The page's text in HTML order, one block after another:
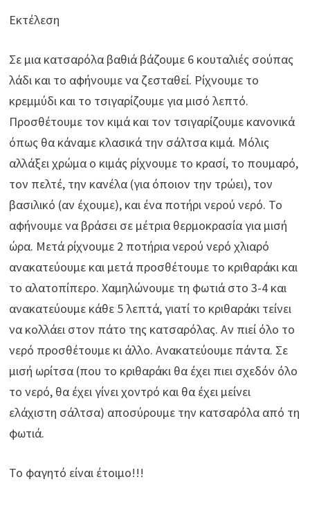
Εκτέλεση
Σε μια κατσαρόλα βαθιά βάζουμε 6 κουταλιές σούπας
λάδι και το αφήνουμε να ζεσταθεί. Ρίχνουμε το
κρεμμύδι και το τσιγαρίζουμε για μισό λεπτό.
Προσθέτουμε τον κιμά και τον τσιγαρίζουμε κανονικά
όπως θα κάναμε κλασικά την σάλτσα κιμά. Μόλις
αλλάξει χρώμα ο κιμάς ρίχνουμε το κρασί, το πουμαρό,
τον πελτέ, την κανέλα (για όποιον την τρώει), τον
βασιλικό (αν έχουμε), και ένα ποτήρι νερού νερό. Το
αφήνουμε να βράσει σε μέτρια θερμοκρασία για μισή
ώρα. Μετά ρίχνουμε 2 ποτήρια νερού νερό χλιαρό
ανακατεύουμε και μετά προσθέτουμε το κριθαράκι και
το αλατοπίπερο. Χαμηλώνουμε τη φωτιά στο 3-4 και
ανακατεύουμε κάθε 5 λεπτά, γιατί το κριθαράκι τείνει
να κολλάει στον πάτο της κατσαρόλας. Αν πιεί όλο το
νερό προσθέτουμε κι άλλο. Ανακατεύουμε πάντα. Σε
μισή ωρίτσα (που το κριθαράκι θα έχει πιει σχεδόν όλο
το νερό, θα έχει γίνει χοντρό και θα έχει μείνει
ελάχιστη σάλτσα) αποσύρουμε την κατσαρόλα από τη
φωτιά.
Το φαγητό είναι έτοιμο!!!